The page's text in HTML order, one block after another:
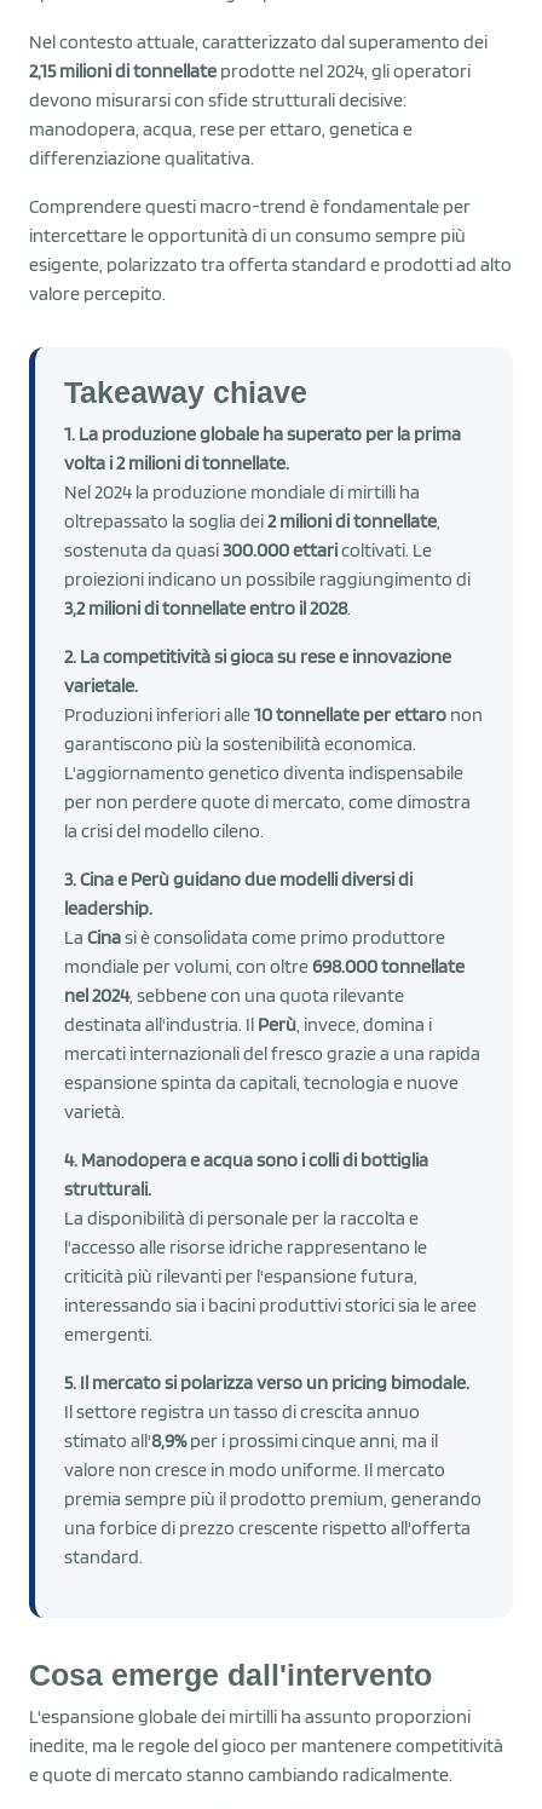
Nel contesto attuale, caratterizzato dal superamento dei
2,15 milioni di tonnellate prodotte nel 2024, gli operatori
devono misurarsi con sfide strutturali decisive:
manodopera, acqua, rese per ettaro, genetica e
differenziazione qualitativa.
Comprendere questi macro-trend è fondamentale per
intercettare le opportunità di un consumo sempre più
esigente, polarizzato tra offerta standard e prodotti ad alto
valore percepito.
Takeaway chiave
1. La produzione globale ha superato per la prima
volta i 2 milioni di tonnellate.
Nel 2024 la produzione mondiale di mirtilli ha
oltrepassato la soglia dei2 milioni di tonnellate,
sostenuta da quasi300.000 ettaricoltivati. Le
proiezioni indicano un possibile raggiungimento di
3,2 milioni di tonnellate entro il 2028.
2. La competitività si gioca su rese e innovazione
varietale.
Produzioni inferiori alle10 tonnellate per ettaro non
garantiscono più la sostenibilità economica.
L'aggiornamento genetico diventa indispensabile
per non perdere quote di mercato, come dimostra
la crisi del modello cileno.
3. Cina e Perù guidano due modelli diversi di
leadership.
La Cinasi è consolidata come primo produttore
mondiale per volumi, con oltre698.000 tonnellate
nel 2024, sebbene con una quota rilevante
destinata all'industria. Il Perù, invece, domina i
mercati internazionali del fresco grazie a una rapida
espansione spinta da capitali, tecnologia e nuove
varietà.
4. Manodopera e acqua sono i colli di bottiglia
strutturali.
La disponibilità di personale per la raccolta e
l'accesso alle risorse idriche rappresentano le
criticità più rilevanti per l'espansione futura,
interessando sia i bacini produttivi storici sia le aree
emergenti.
5. Il mercato si polarizza verso un pricing bimodale.
Il settore registra un tasso di crescita annuo
stimato all'8,9%per i prossimi cinque anni, ma il
valore non cresce in modo uniforme. Il mercato
premia sempre più il prodotto premium, generando
una forbice di prezzo crescente rispetto all'offerta
standard.
Cosa emerge dall'intervento
L'espansione globale dei mirtilli ha assunto proporzioni
inedite, ma le regole del gioco per mantenere competitività
e quote di mercato stanno cambiando radicalmente.